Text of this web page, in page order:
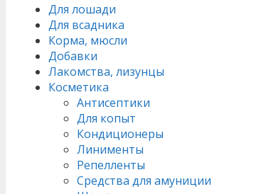
Для лошади
Для всадника
Корма, мюсли
Добавки
Лакомства, лизунцы
Косметика
Антисептики
Для копыт
Кондиционеры
Линименты
Репелленты
Средства для амуниции